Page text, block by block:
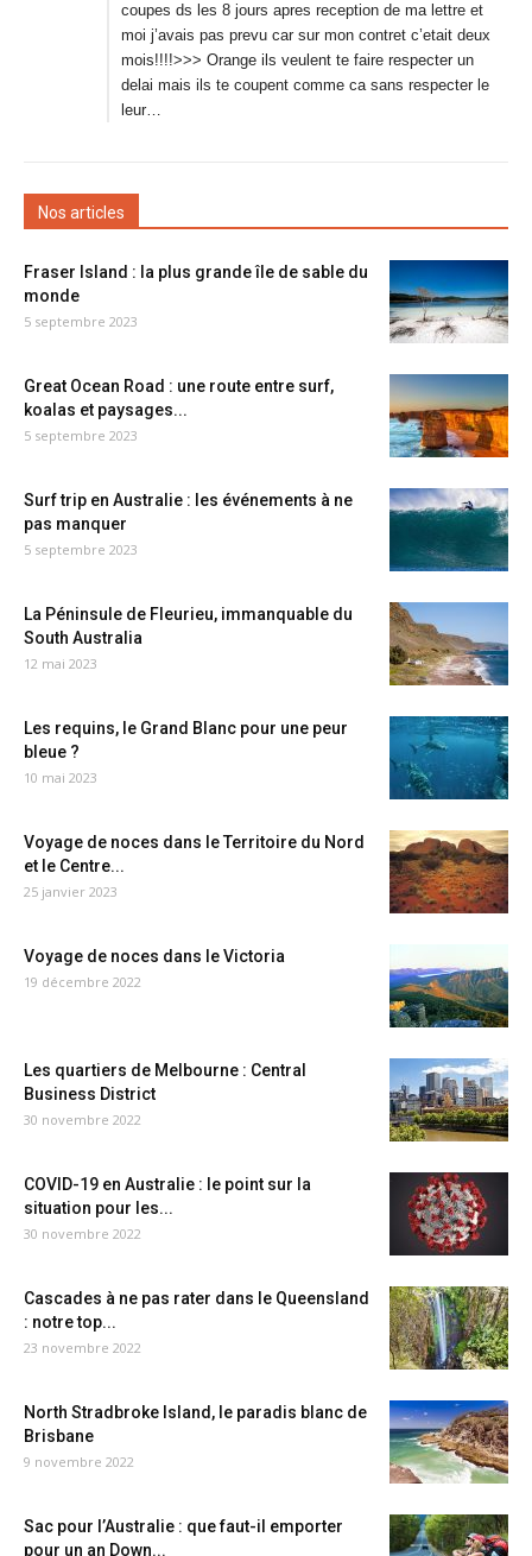
coupes ds les 8 jours apres reception de ma lettre et
moi j’avais pas prevu car sur mon contret c’etait deux
mois!!!!>>> Orange ils veulent te faire respecter un
delai mais ils te coupent comme ca sans respecter le
leur…
Nos articles
Fraser Island : la plus grande île de sable du
monde
5 septembre 2023
Great Ocean Road : une route entre surf,
koalas et paysages...
5 septembre 2023
Surf trip en Australie : les événements à ne
pas manquer
5 septembre 2023
La Péninsule de Fleurieu, immanquable du
South Australia
12 mai 2023
Les requins, le Grand Blanc pour une peur
bleue ?
10 mai 2023
Voyage de noces dans le Territoire du Nord
et le Centre...
25 janvier 2023
Voyage de noces dans le Victoria
19 décembre 2022
Les quartiers de Melbourne : Central
Business District
30 novembre 2022
COVID-19 en Australie : le point sur la
situation pour les...
30 novembre 2022
Cascades à ne pas rater dans le Queensland
: notre top...
23 novembre 2022
North Stradbroke Island, le paradis blanc de
Brisbane
9 novembre 2022
Sac pour l’Australie : que faut-il emporter
pour un an Down...